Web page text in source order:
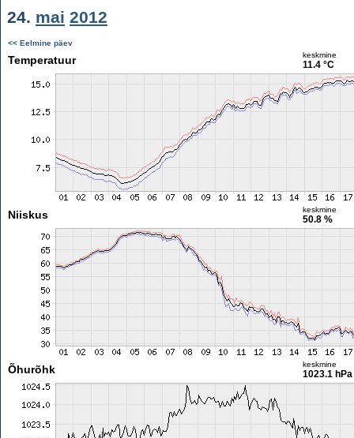
24. mai 2012
<< Eelmine päev
Temperatuur keskmine
11.4 °C
Niiskus keskmine
50.8 %
Õhurõhk keskmine
1023.1 hPa